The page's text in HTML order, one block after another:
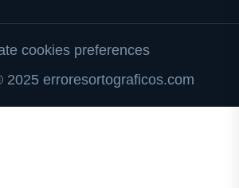
cookies preferences
2025 erroresortograficos.com